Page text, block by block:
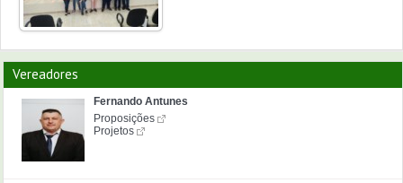
Vereadores
Fernando Antunes
Proposições
Projetos